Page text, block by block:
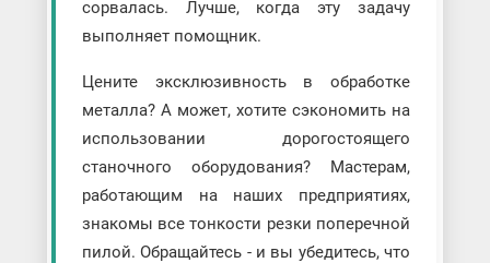
сорвалась. Лучше, когда эту задачу
выполняет помощник.
Цените эксклюзивность в обработке
металла? А может, хотите сэкономить на
использовании дорогостоящего
станочного оборудования? Мастерам,
работающим на наших предприятиях,
знакомы все тонкости резки поперечной
пилой. Обращайтесь - и вы убедитесь, что